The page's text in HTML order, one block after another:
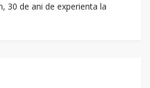
30 de ani de experienta la